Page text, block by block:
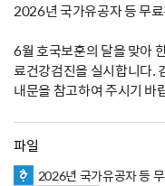
2026년 국가유공자 등 무
6월 호국보훈의 달을 맞아
료건강검진을 실시합니다.
내문을 참고하여 주시기 바
파일
2026년 국가유공자 등